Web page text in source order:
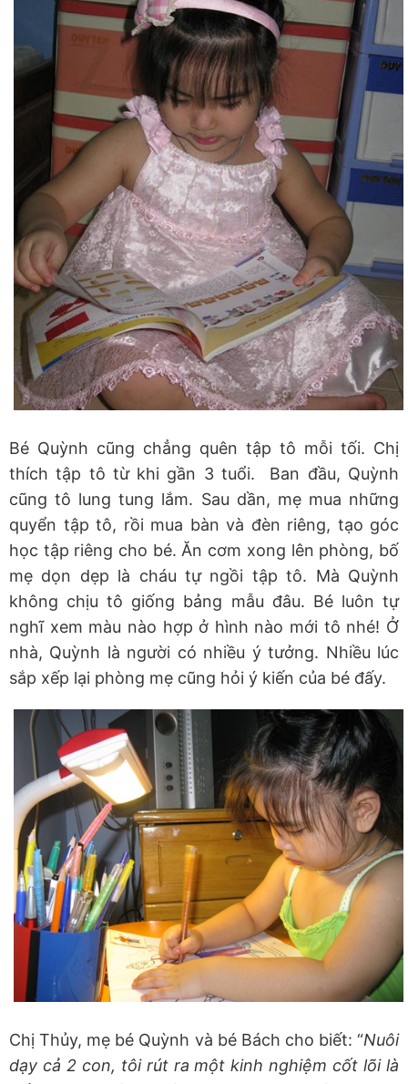
Bé Quỳnh cũng chẳng quên tập tô mỗi tối. Chị
thích tập tô từ khi gần 3 tuổi. Ban đầu, Quỳnh
cũng tô lung tung lắm. Sau dần, mẹ mua những
quyển tập tô, rồi mua bàn và đèn riêng, tạo góc
học tập riêng cho bé. Ăn cơm xong lên phòng, bố
mẹ dọn dẹp là cháu tự ngồi tập tô. Mà Quỳnh
không chịu tô giống bảng mẫu đâu. Bé luôn tự
nghĩ xem màu nào hợp ở hình nào mới tô nhé! Ở
nhà, Quỳnh là người có nhiều ý tưởng. Nhiều lúc
sắp xếp lại phòng mẹ cũng hỏi ý kiến của bé đấy.
Chị Thủy, mẹ bé Quỳnh và bé Bách cho biết: “Nuôi
dạy cả 2 con, tôi rút ra một kinh nghiệm cốt lõi là